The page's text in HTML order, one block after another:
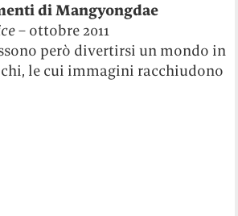
di Mangyongdae
– ottobre 2011
però divertirsi un mondo in
le cui immagini racchiudono